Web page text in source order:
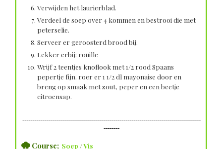
Verwijden het laurierblad.
Verdeel de soep over 4 kommen en bestrooi die met
peterselie.
Serveer er geroosterd brood bij.
Lekker erbij: rouille
Wrijf 2 teentjes knoflook met 1/2 rood Spaans
pepertje fijn. roer er 1 1/2 dl mayonaise door en
breng op smaak met zout, peper en een beetje
citroensap.
------------------------------------------------------------------------------------------
--------
Course; Soep /Vis